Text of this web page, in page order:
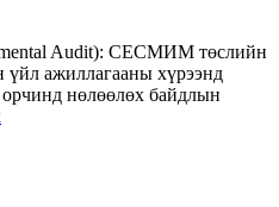
Audit): СЕСМИМ төслийн
ажиллагааны хүрээнд
орчинд нөлөөлөх байдлын